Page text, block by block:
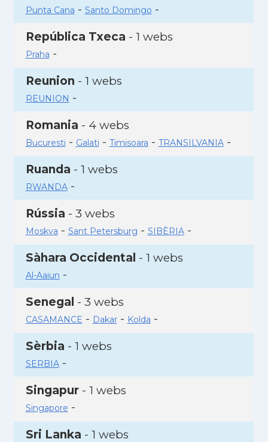
Punta Cana - Santo Domingo -
República Txeca - 1 webs
Praha -
Reunion - 1 webs
REUNION -
Romania - 4 webs
Bucuresti - Galati - Timisoara - TRANSILVANIA-
Ruanda - 1 webs
RWANDA-
Rússia - 3 webs
Moskva - Sant Petersburg - SIBÈRIA-
Sàhara Occidental - 1 webs
Al-Aaiun -
Senegal - 3 webs
CASAMANCE - Dakar- Kolda -
Sèrbia - 1 webs
SERBIA-
Singapur- 1 webs
Singapore -
Sri Lanka - 1 webs